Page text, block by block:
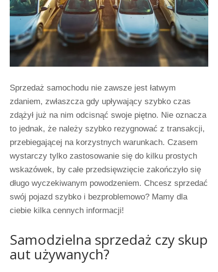
Sprzedaż samochodu nie zawsze jest łatwym
zdaniem, zwłaszcza gdy upływający szybko czas
zdążył już na nim odcisnąć swoje piętno. Nie oznacza
to jednak, że należy szybko rezygnować z transakcji,
przebiegającej na korzystnych warunkach. Czasem
wystarczy tylko zastosowanie się do kilku prostych
wskazówek, by całe przedsięwzięcie zakończyło się
długo wyczekiwanym powodzeniem. Chcesz sprzedać
swój pojazd szybko i bezproblemowo? Mamy dla
ciebie kilka cennych informacji!
Samodzielna sprzedaż czy skup
aut używanych?